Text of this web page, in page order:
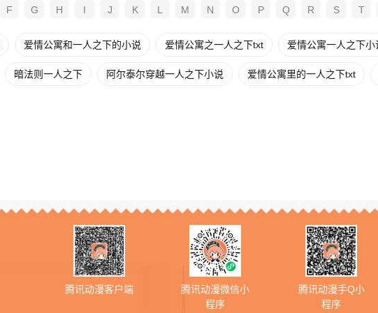
F G H I J K L M N O P Q R S T
爱情公寓和一人之下的小说 爱情公寓之一人之下txt 爱情公寓一人之下小
暗法则一人之下 阿尔泰尔穿越一人之下小说 爱情公寓里的一人之下txt
腾讯动漫客户端
腾讯动漫微信小
程序
腾讯动漫手Q小
程序